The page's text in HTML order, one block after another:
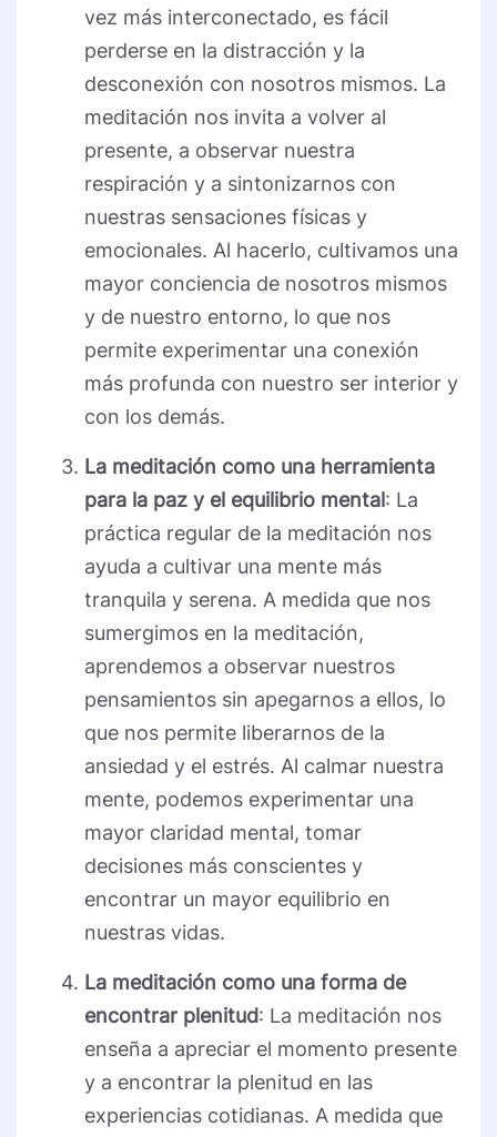
vez más interconectado, es fácil
perderse en la distracción y la
desconexión con nosotros mismos. La
meditación nos invita a volver al
presente, a observar nuestra
respiración y a sintonizarnos con
nuestras sensaciones físicas y
emocionales. Al hacerlo, cultivamos una
mayor conciencia de nosotros mismos
y de nuestro entorno, lo que nos
permite experimentar una conexión
más profunda con nuestro ser interior y
con los demás.
La meditación como una herramienta
para la paz y el equilibrio mental: La
práctica regular de la meditación nos
ayuda a cultivar una mente más
tranquila y serena. A medida que nos
sumergimos en la meditación,
aprendemos a observar nuestros
pensamientos sin apegarnos a ellos, lo
que nos permite liberarnos de la
ansiedad y el estrés. Al calmar nuestra
mente, podemos experimentar una
mayor claridad mental, tomar
decisiones más conscientes y
encontrar un mayor equilibrio en
nuestras vidas.
La meditación como una forma de
encontrar plenitud: La meditación nos
enseña a apreciar el momento presente
y a encontrar la plenitud en las
experiencias cotidianas. A medida que